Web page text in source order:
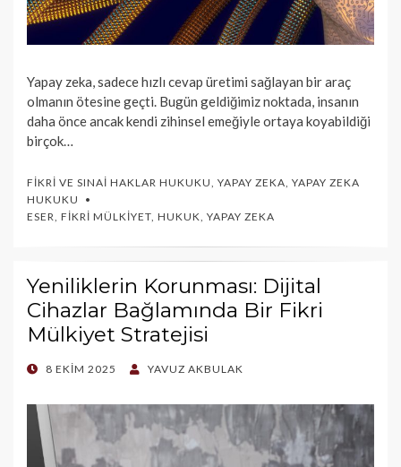
Yapay zeka, sadece hızlı cevap üretimi sağlayan bir araç
olmanın ötesine geçti. Bugün geldiğimiz noktada, insanın
daha önce ancak kendi zihinsel emeğiyle ortaya koyabildiği
birçok…
FIKRI VE SINAI HAKLAR HUKUKU YAPAY ZEKA YAPAY ZEKA
HUKUKU
ESER FIKRI MÜLKIYET HUKUK YAPAY ZEKA
Yeniliklerin Korunması: Dijital
Cihazlar Bağlamında Bir Fikri
Mülkiyet Stratejisi
POSTED
8 EKIM 2025 YAVUZ AKBULAK